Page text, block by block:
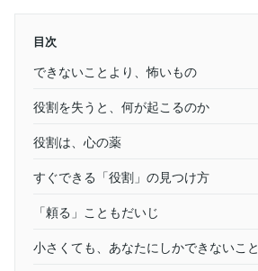
目次
できないことより、怖いもの
役割を失うと、何が起こるのか
役割は、心の薬
すぐできる「役割」の見つけ方
「頼る」こともだいじ
小さくても、あなたにしかできないこと